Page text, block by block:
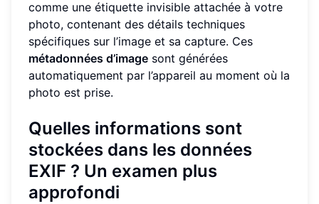
comme une étiquette invisible attachée à votre
photo, contenant des détails techniques
spécifiques sur l’image et sa capture. Ces
métadonnées d’image sont générées
automatiquement par l’appareil au moment où la
photo est prise.
Quelles informations sont
stockées dans les données
EXIF ? Un examen plus
approfondi